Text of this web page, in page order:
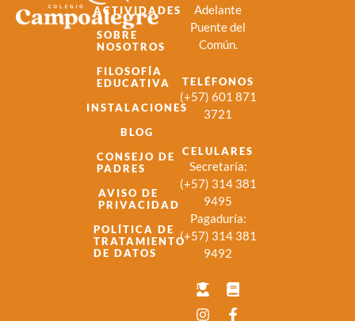
ACTIVIDADES
SOBRE
NOSOTROS
FILOSOFÍA
EDUCATIVA
INSTALACIONES
BLOG
CONSEJO DE
PADRES
AVISO DE
PRIVACIDAD
POLÍTICA DE
TRATAMIENTO
DE DATOS
Adelante
Puente del
Común.
TELÉFONOS
(+57) 601 871
3721
CELULARES
Secretaría:
(+57) 314 381
9495
Pagaduría:
(+57) 314 381
9492